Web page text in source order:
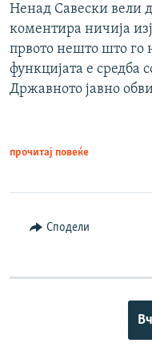
Ненад Савески вели
коментира ничија
првото нешто што го
функцијата е средба
Државното јавно
прочитај повеќе
Сподели